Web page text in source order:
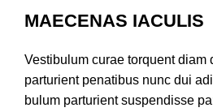
MAECENAS IACULIS
Vestibulum curae torquent diam
parturient penatibus nunc dui
bulum parturient suspendisse